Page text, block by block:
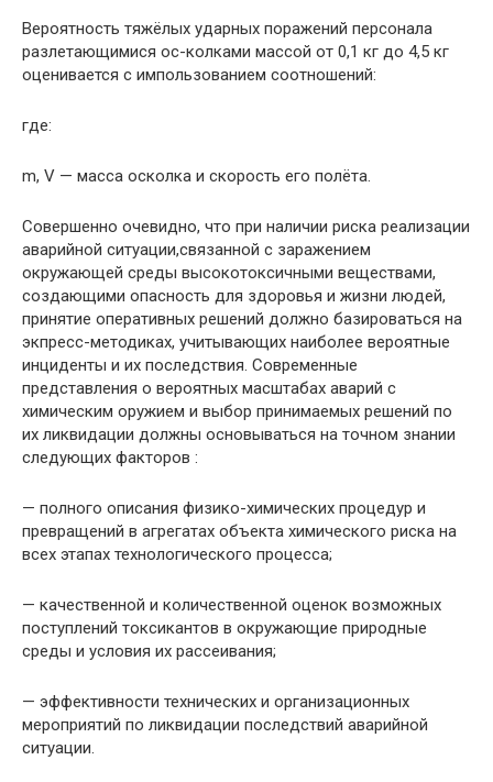
Вероятность тяжёлых ударных поражений пер­сонала
разлетающимися ос-колками массой от 0,1 кг до 4,5 кг
оценивается с импользованием соотношений:
где:
m, V — масса осколка и скорость его полёта.
Совершенно очевидно, что при наличии риска реализации
аварийной ситуации,связанной с зара­жением
окружающей среды высокотоксичными ве­ществами,
создающими опасность для здоровья и жизни людей,
принятие оперативных решений должно базироваться на
экпресс-методиках, учиты­вающих наиболее вероятные
инциденты и их послед­ствия. Современные
представления о вероятных мас­штабах аварий с
химическим оружием и выбор при­нимаемых решений по
их ликвидации должны осно­вываться на точном знании
следующих факторов :
— полного описания физико-химических проце­дур и
превращений в агрегатах объекта химического риска на
всех этапах технологического процесса;
— качественной и количественной оценок воз­можных
поступлений токсикантов в окружающие природные
среды и условия их рассеивания;
— эффективности технических и организацион­ных
мероприятий по ликвидации последствий ава­рийной
ситуации.